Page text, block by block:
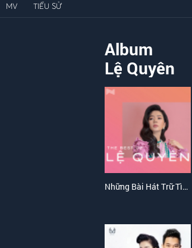
MV TIỂU SỬ
Album
Lệ Quyên
Những Bài Hát Trữ Tình Bolero Hay Nhất Của Lệ Quyên